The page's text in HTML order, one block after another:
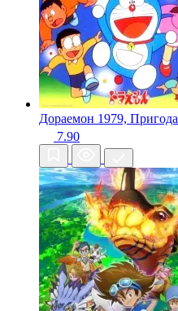
Дораемон 1979, Пригода
7.90